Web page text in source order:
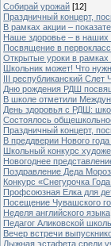
Собирай урожай [12]
Праздничный концерт,
В рамках акции –
Наше здоровье – в наших
Посвящение в
Открытые уроки в рамках
Школьник может! Что
III республиканский Слет
Дню рождения РДШ
В школе отметили
День здоровья с РДШ:
Состоялось
Праздничный концерт,
В преддверии Нового
Школьный конкурс
Новогоднее
Поздравление Деда
Конкурс «Снегурочка
Профсоюзная Елка для
Посещение Чувашского
Неделя английского языка
Педагог Аликовской
Вечер встречи
Лыжная эстафета среди